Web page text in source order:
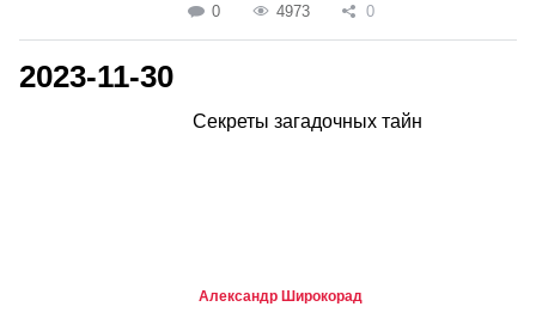
0 4973 0
2023-11-30
Секреты загадочных тайн
Александр Широкорад